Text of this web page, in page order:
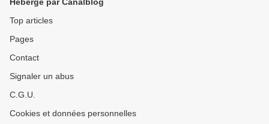
Top articles
Pages
Contact
Signaler un abus
C.G.U.
Cookies et données personnelles